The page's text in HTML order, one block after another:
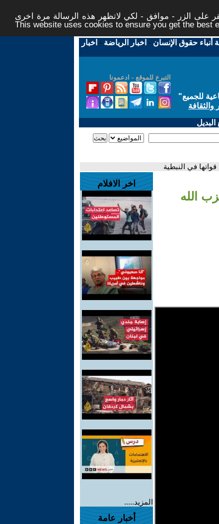
على الزر - موافق - لكي لاتظهر هذه الرسالة مرة اخرى -
This website uses cookies to ensure you get the best
أنباء حقوق الإنسان - اخبار الرياضة - اخبار
التبرع للموقع - ادعمونا
للجميع"
في النبطية
الله
اخر الافلام
المزيد.....
أخبار عامة